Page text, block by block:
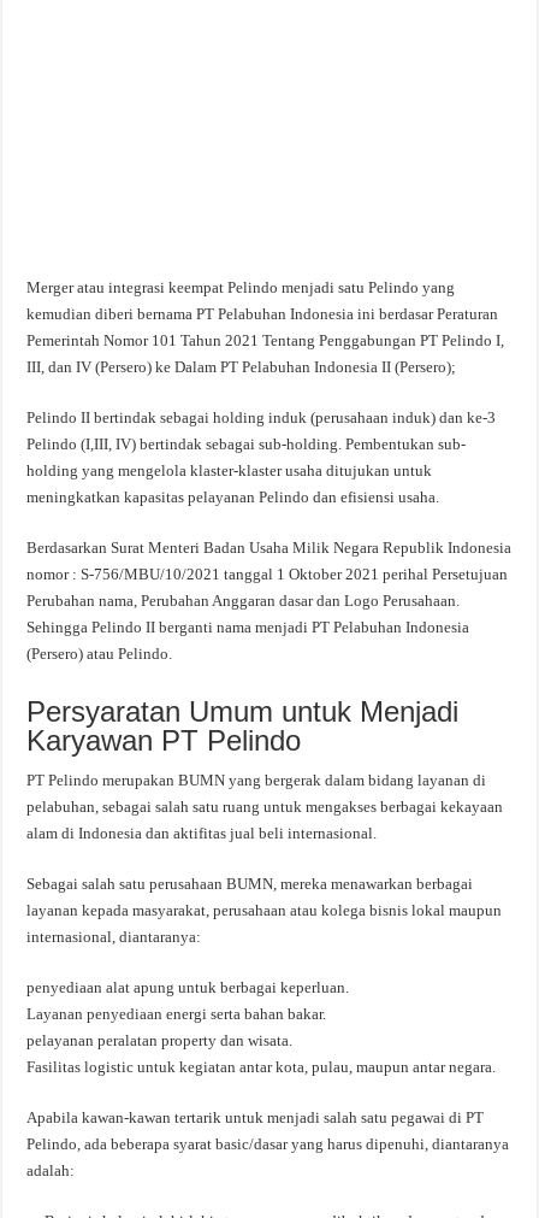
Merger atau integrasi keempat Pelindo menjadi satu Pelindo yang
kemudian diberi bernama PT Pelabuhan Indonesia ini berdasar Peraturan
Pemerintah Nomor 101 Tahun 2021 Tentang Penggabungan PT Pelindo I,
III, dan IV (Persero) ke Dalam PT Pelabuhan Indonesia II (Persero);
Pelindo II bertindak sebagai holding induk (perusahaan induk) dan ke-3
Pelindo (I,III, IV) bertindak sebagai sub-holding. Pembentukan sub-
holding yang mengelola klaster-klaster usaha ditujukan untuk
meningkatkan kapasitas pelayanan Pelindo dan efisiensi usaha.
Berdasarkan Surat Menteri Badan Usaha Milik Negara Republik Indonesia
nomor : S-756/MBU/10/2021 tanggal 1 Oktober 2021 perihal Persetujuan
Perubahan nama, Perubahan Anggaran dasar dan Logo Perusahaan.
Sehingga Pelindo II berganti nama menjadi PT Pelabuhan Indonesia
(Persero) atau Pelindo.
Persyaratan Umum untuk Menjadi
Karyawan PT Pelindo
PT Pelindo merupakan BUMN yang bergerak dalam bidang layanan di
pelabuhan, sebagai salah satu ruang untuk mengakses berbagai kekayaan
alam di Indonesia dan aktifitas jual beli internasional.
Sebagai salah satu perusahaan BUMN, mereka menawarkan berbagai
layanan kepada masyarakat, perusahaan atau kolega bisnis lokal maupun
internasional, diantaranya:
penyediaan alat apung untuk berbagai keperluan.
Layanan penyediaan energi serta bahan bakar.
pelayanan peralatan property dan wisata.
Fasilitas logistic untuk kegiatan antar kota, pulau, maupun antar negara.
Apabila kawan-kawan tertarik untuk menjadi salah satu pegawai di PT
Pelindo, ada beberapa syarat basic/dasar yang harus dipenuhi, diantaranya
adalah: